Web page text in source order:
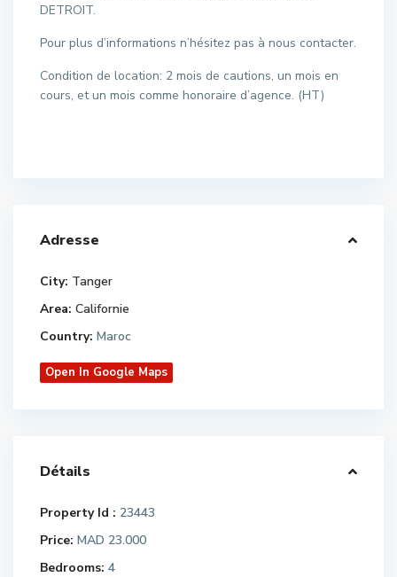
DETROIT.
Pour plus d’informations n’hésitez pas à nous contacter.
Condition de location: 2 mois de cautions, un mois en
cours, et un mois comme honoraire d’agence. (HT)
Adresse
City: Tanger
Area: Californie
Country: Maroc
Open In Google Maps
Détails
Property Id : 23443
Price: MAD 23.000
Bedrooms: 4